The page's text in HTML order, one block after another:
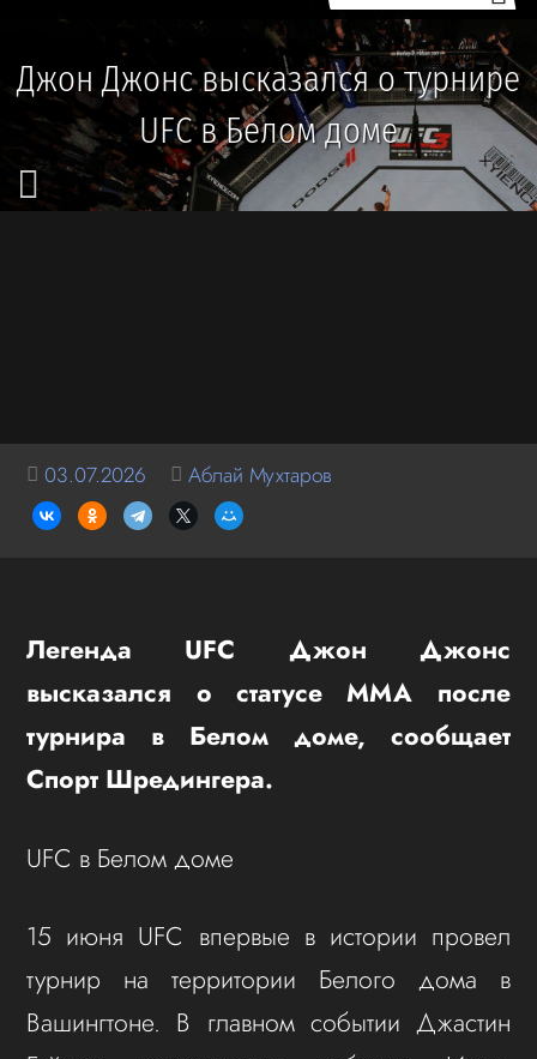
Джон Джонс высказался о турнире
UFC в Белом доме
03.07.2026 Аблай Мухтаров
Легенда UFC Джон Джонс
высказался о статусе ММА после
турнира в Белом доме, сообщает
Спорт Шредингера.
UFC в Белом доме
15 июня UFC впервые в истории провел
турнир на территории Белого дома в
Вашингтоне. В главном событии Джастин